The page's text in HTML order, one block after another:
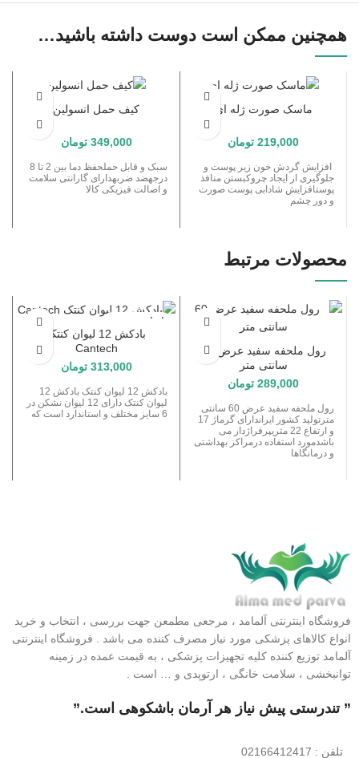
همچنین ممکن است دوست داشته باشید…
ماسک صورت ژله ای
219,000 تومان
افزایش گردش خون زیر پوست و
جلوگیری از ایجاد چروکبستن منافذ
پوستافزایش شادابی پوست صورت
و دور چشم
کیف حمل انسولین
349,000 تومان
سبک و قابل حملحفظ دما بین 2 تا 8
درجهضد ضربهدارای گارانتی سلامت
و اصالت فیزیکی کالا
محصولات مرتبط
رول ملحفه سفید عرض 60
سانتی متر
289,000 تومان
رول ملحفه سفید عرض 60 سانتی
مترتولید کشور ایراندارای گرماژ 17
و ارتفاع 22 متریپرفراژدار می
باشدمورد استفاده درمراکز بهداشتی
و درمانگاها
اتمام موجودی
بادکش 12 لیوان کنتک
Cantech
313,000 تومان
بادکش 12 لیوان کنتک بادکش 12
لیوان کنتک دارای 12 لیوان نشکن در
6 سایز مختلف و استاندارد است که
فروشگاه اینترنتی آلمامد ، مرجعی مطمعن جهت بررسی ، انتخاب و خرید
انواع کالاهای پزشکی مورد نیاز مصرف کننده می باشد . فروشگاه اینترنتی
آلمامد توزیع کننده کلیه تجهیزات پزشکی ، به قیمت عمده در زمینه
توانبخشی ، سلامت خانگی ، ارتوپدی و … است .
” تندرستی پیش نیاز هر آرمان باشکوهی است.”
تلفن : 02166412417